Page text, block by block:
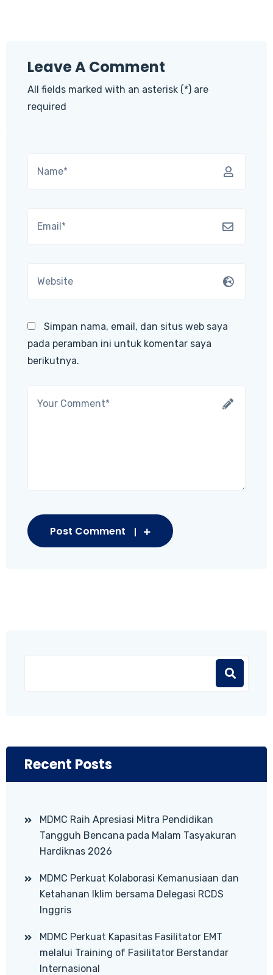
Leave A Comment
All fields marked with an asterisk (*) are
required
Simpan nama, email, dan situs web saya
pada peramban ini untuk komentar saya
berikutnya.
Post Comment
Recent Posts
MDMC Raih Apresiasi Mitra Pendidikan
Tangguh Bencana pada Malam Tasyakuran
Hardiknas 2026
MDMC Perkuat Kolaborasi Kemanusiaan dan
Ketahanan Iklim bersama Delegasi RCDS
Inggris
MDMC Perkuat Kapasitas Fasilitator EMT
melalui Training of Fasilitator Berstandar
Internasional